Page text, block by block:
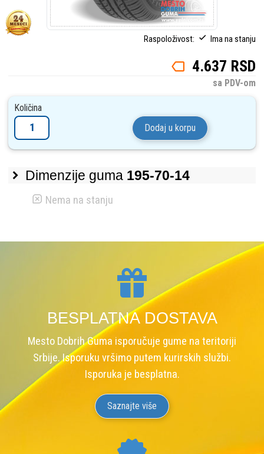
Raspoloživost: Ima na stanju
4.637 RSD
sa PDV-om
Količina
Dodaj u korpu
Dimenzije guma 195-70-14
Nema na stanju
BESPLATNA DOSTAVA
Mesto Dobrih Guma isporučuje gume na teritoriji
Srbije. Isporuku vršimo putem kurirskih službi.
Isporuka je besplatna.
Saznajte više